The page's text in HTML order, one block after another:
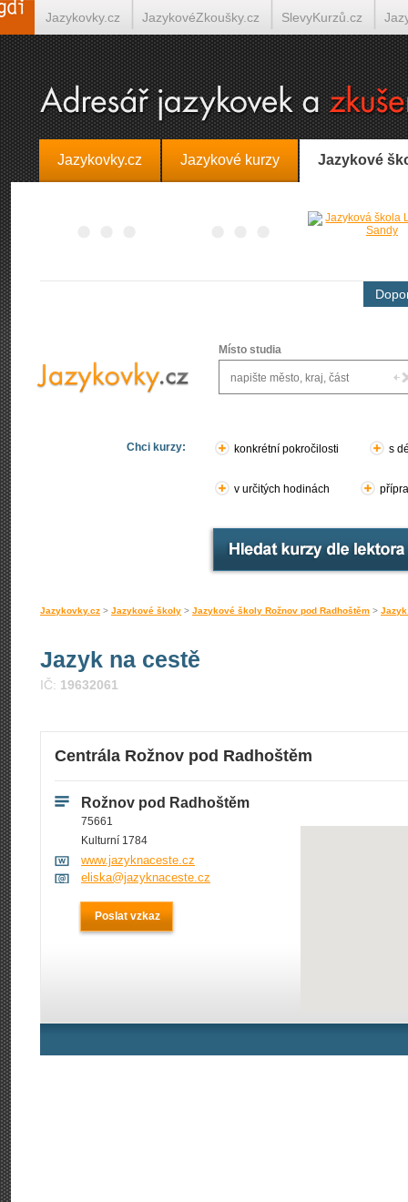
Jazykovky.cz Jazykové kurzy Jazykové
Místo studia
Chci kurzy: konkrétní pokročilosti s
v určitých hodinách
Jazykovky.cz > Jazykové školy > Jazykové školy Rožnov pod Radhoštěm >
Jazyk na cestě
IČ: 19632061
Centrála Rožnov pod Radhoštěm
Rožnov pod Radhoštěm
75661
Kulturní 1784
www.jazyknaceste.cz
eliska@jazyknaceste.cz
Poslat vzkaz
Jazykovky.cz JazykovéZkoušky.cz SlevyKurzů.cz
Španělština on-line Italština on-line Tlumočení-